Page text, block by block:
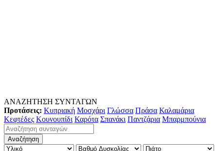
ΑΝΑΖΗΤΗΣΗ ΣΥΝΤΑΓΩΝ
Προτάσεις: Κυπριακή Μοσχάρι Γλώσσα Πράσα Καλαμάρια
Κεφτέδες Κουνουπίδι Καρότα Σπανάκι Παντζάρια Μπαρμπούνια